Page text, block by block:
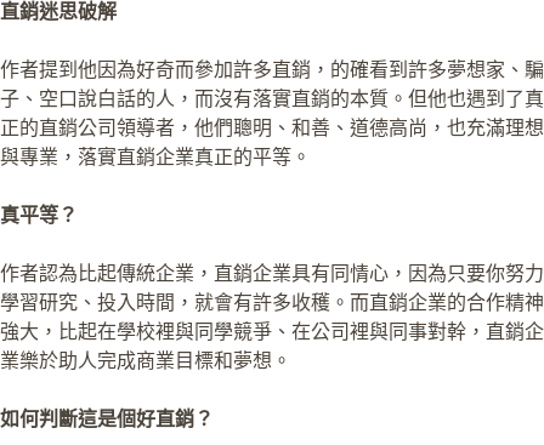
直銷迷思破解
作者提到他因為好奇而參加許多直銷，的確看到許多夢想家、騙
子、空口說白話的人，而沒有落實直銷的本質。但他也遇到了真
正的直銷公司領導者，他們聰明、和善、道德高尚，也充滿理想
與專業，落實直銷企業真正的平等。
真平等？
作者認為比起傳統企業，直銷企業具有同情心，因為只要你努力
學習研究、投入時間，就會有許多收穫。而直銷企業的合作精神
強大，比起在學校裡與同學競爭、在公司裡與同事對幹，直銷企
業樂於助人完成商業目標和夢想。
如何判斷這是個好直銷？